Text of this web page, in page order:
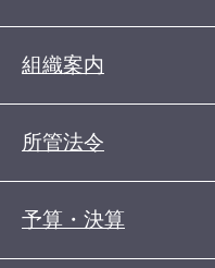
組織案内
所管法令
予算・決算